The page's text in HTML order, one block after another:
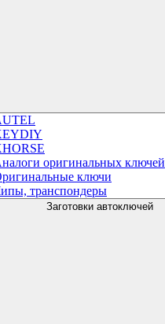
оригинальных ключей
ключи
транспондеры
Заготовки автоключей